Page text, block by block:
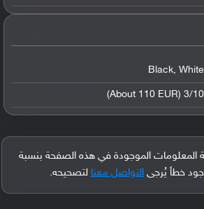
Black, White
3/10 (About 110 EUR)
المعلومات الموجودة في هذه الصفحة بنسبة
التواصل معنا لتصحيحه.